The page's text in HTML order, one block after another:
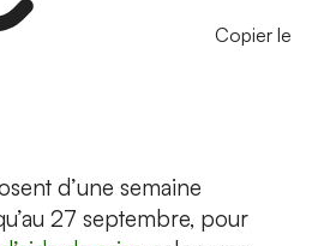
Copier le
d’une semaine
27 septembre, pour